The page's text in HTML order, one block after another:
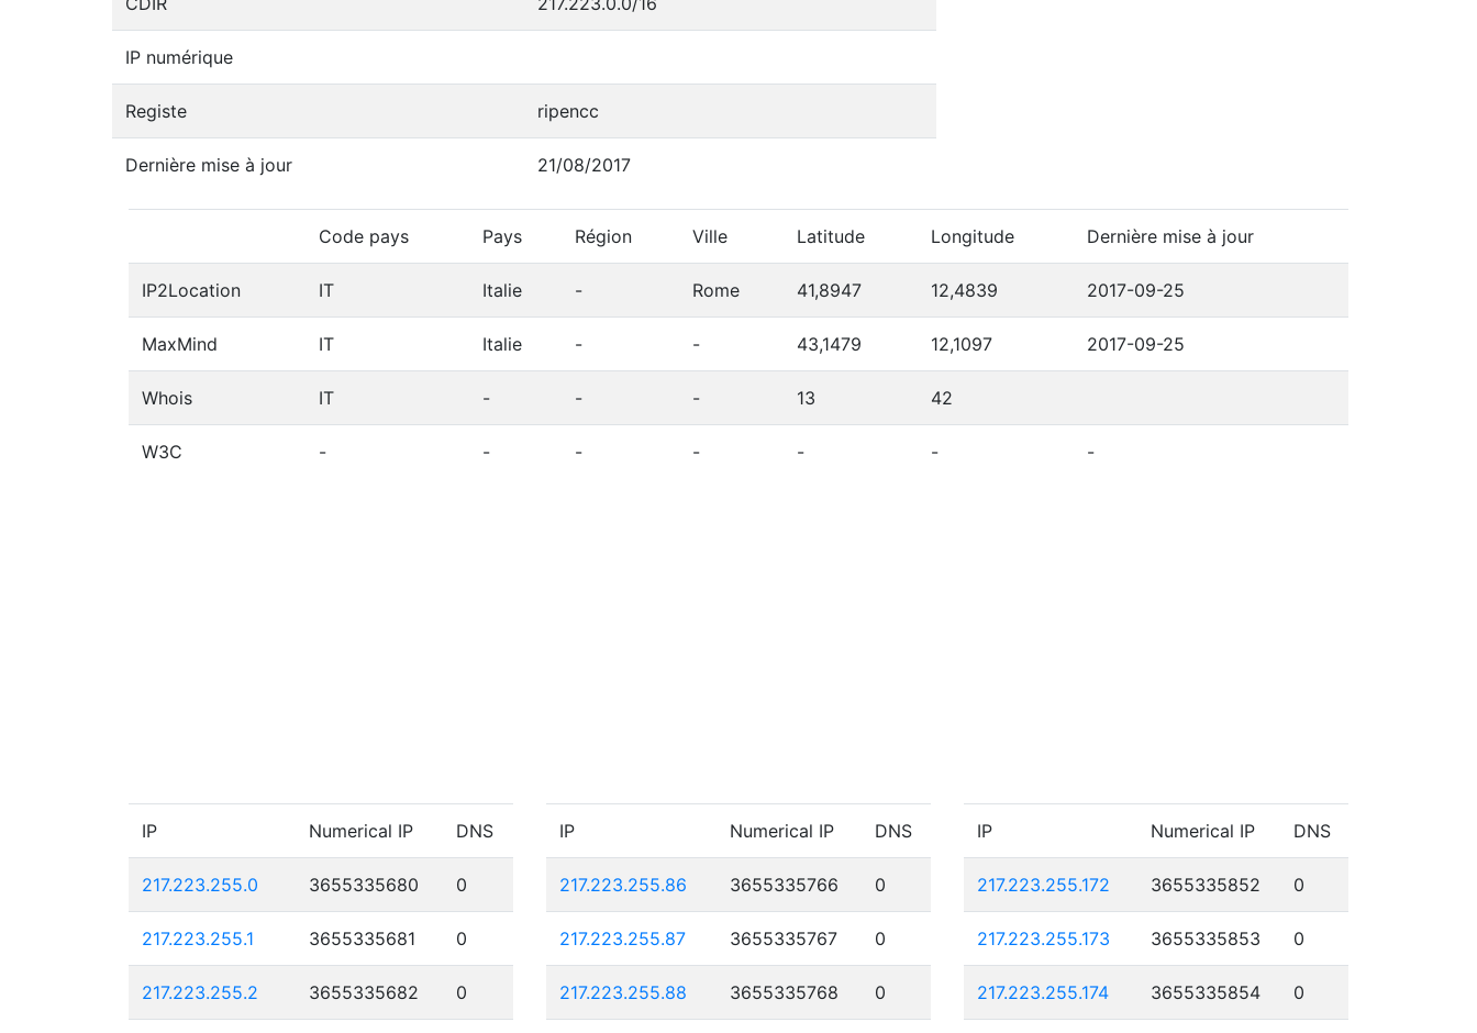
IP numérique
Registe ripencc
Dernière mise à jour 21/08/2017
Code pays Pays Région Ville Latitude Longitude Dernière mise à jour
IP2Location IT Italie - Rome 41,8947 12,4839 2017-09-25
MaxMind IT Italie - - 43,1479 12,1097 2017-09-25
Whois IT - - - 13 42
W3C - - - - - - -
IP Numerical IP DNS
217.223.255.0 3655335680 0
217.223.255.1 3655335681 0
217.223.255.2 3655335682 0
IP Numerical IP DNS
217.223.255.86 3655335766 0
217.223.255.87 3655335767 0
217.223.255.88 3655335768 0
IP Numerical IP DNS
217.223.255.172 3655335852 0
217.223.255.173 3655335853 0
217.223.255.174 3655335854 0